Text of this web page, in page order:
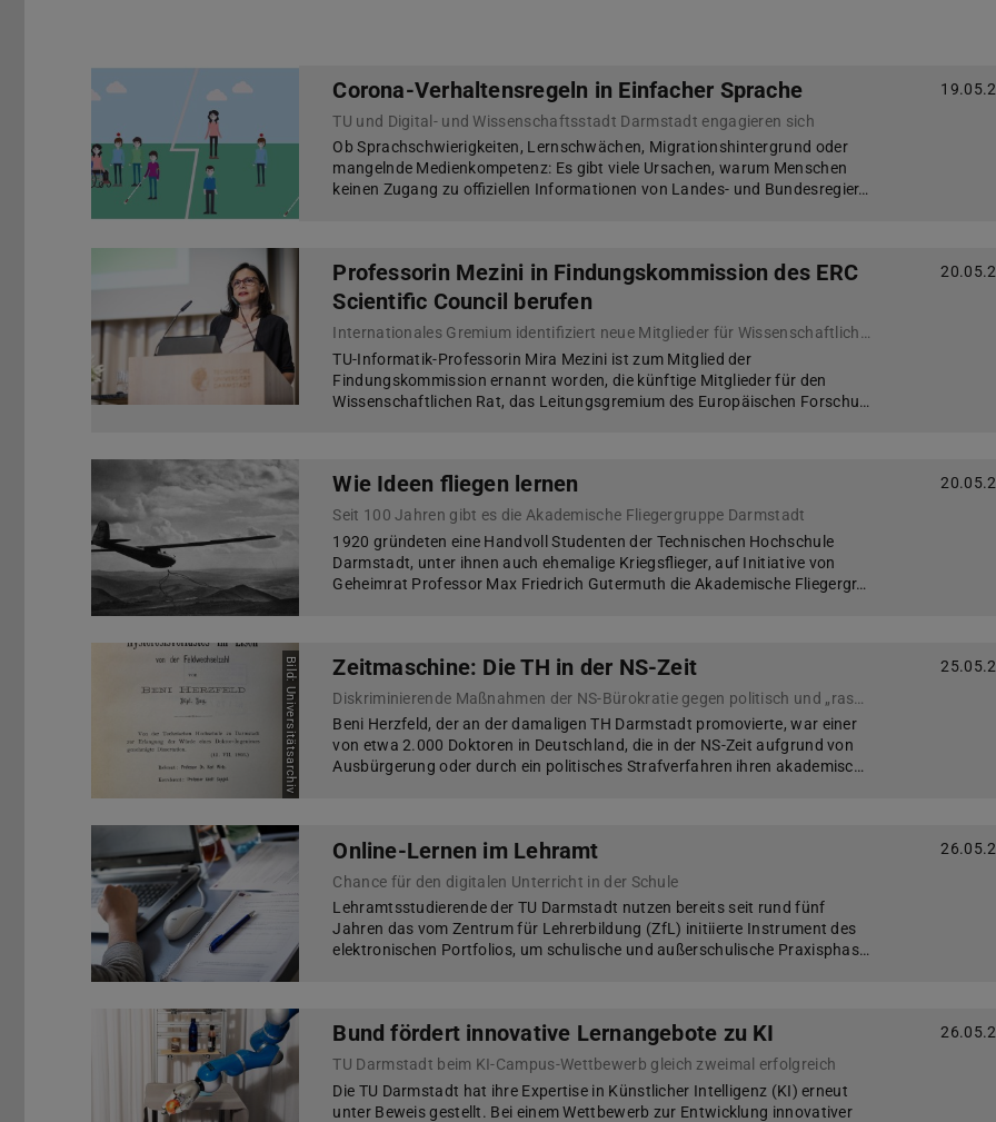
Corona-Verhaltensregeln in Einfacher Sprache
TU und Digital- und Wissenschaftsstadt Darmstadt engagieren sich
Ob Sprachschwierigkeiten, Lernschwächen, Migrationshintergrund oder
mangelnde Medienkompetenz: Es gibt viele Ursachen, warum Menschen
keinen Zugang zu offiziellen Informationen von Landes- und Bundesregier…
Professorin Mezini in Findungskommission des ERC
Scientific Council berufen
Internationales Gremium identifiziert neue Mitglieder für Wissenschaftlichen Rat
TU-Informatik-Professorin Mira Mezini ist zum Mitglied der
Findungskommission ernannt worden, die künftige Mitglieder für den
Wissenschaftlichen Rat, das Leitungsgremium des Europäischen Forschu…
Wie Ideen fliegen lernen
Seit 100 Jahren gibt es die Akademische Fliegergruppe Darmstadt
1920 gründeten eine Handvoll Studenten der Technischen Hochschule
Darmstadt, unter ihnen auch ehemalige Kriegsflieger, auf Initiative von
Geheimrat Professor Max Friedrich Gutermuth die Akademische Fliegergr…
Bild: Universitätsarchiv Zeitmaschine: Die TH in der NS-Zeit
Diskriminierende Maßnahmen der NS-Bürokratie gegen politisch und „rassisch“ missliebige Personen
Beni Herzfeld, der an der damaligen TH Darmstadt promovierte, war einer
von etwa 2.000 Doktoren in Deutschland, die in der NS-Zeit aufgrund von
Ausbürgerung oder durch ein politisches Strafverfahren ihren akademisc…
Online-Lernen im Lehramt
Chance für den digitalen Unterricht in der Schule
Lehramtsstudierende der TU Darmstadt nutzen bereits seit rund fünf
Jahren das vom Zentrum für Lehrerbildung (ZfL) initiierte Instrument des
elektronischen Portfolios, um schulische und außerschulische Praxisphas…
Bund fördert innovative Lernangebote zu KI
TU Darmstadt beim KI-Campus-Wettbewerb gleich zweimal erfolgreich
Die TU Darmstadt hat ihre Expertise in Künstlicher Intelligenz (KI) erneut
unter Beweis gestellt. Bei einem Wettbewerb zur Entwicklung innovativer